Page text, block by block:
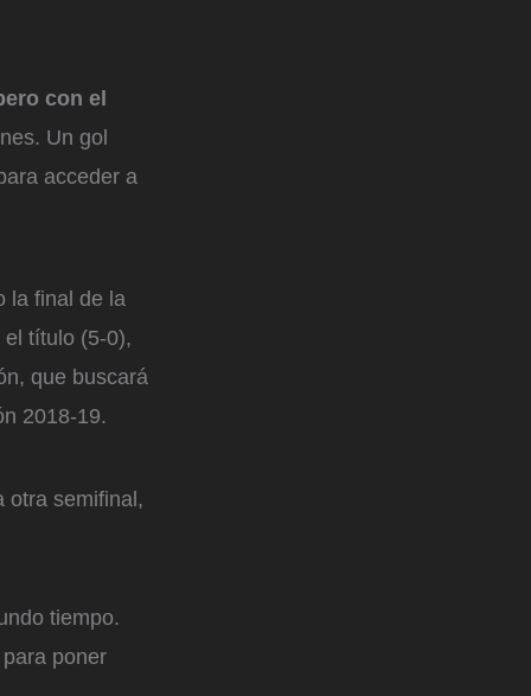
con el
Un gol
acceder a
la final de la
título (5-0),
que buscará
2018-19.
otra semifinal,
tiempo.
poner